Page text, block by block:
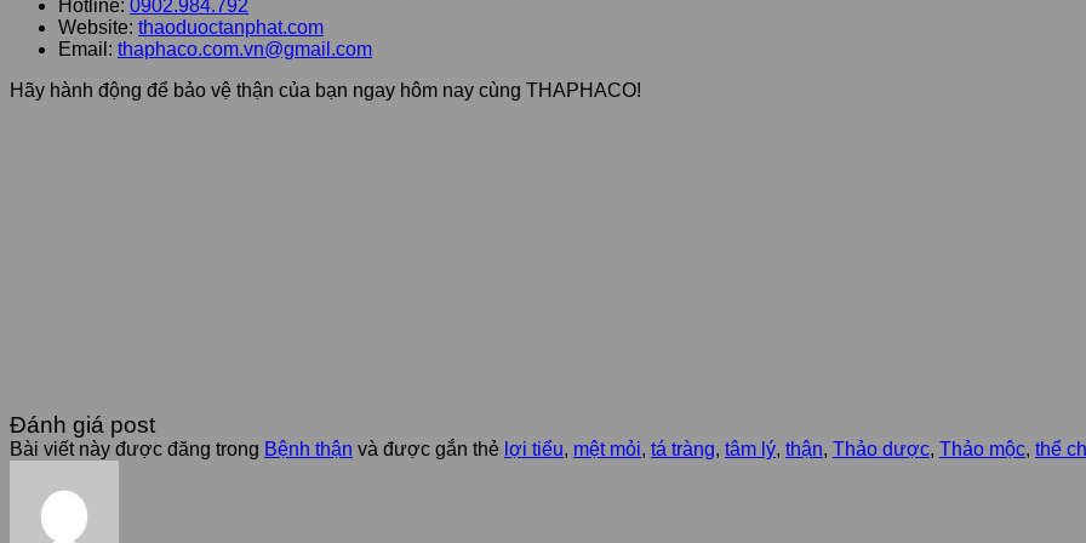
Hotline: 0902.984.792
Website: thaoduoctanphat.com
Email: thaphaco.com.vn@gmail.com
Hãy hành động để bảo vệ thận của bạn ngay hôm nay cùng THAPHACO!
Đánh giá post
Bài viết này được đăng trong Bệnh thận và được gắn thẻ lợi tiểu, mệt mỏi, tá tràng, tâm lý, thận, Thảo dược, Thảo mộc, thể